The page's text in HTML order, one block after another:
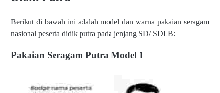
Berikut di bawah ini adalah model dan warna pakaian seragam
nasional peserta didik putra pada jenjang SD/ SDLB:
Pakaian Seragam Putra Model 1